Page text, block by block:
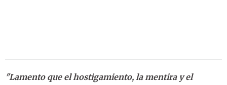
"Lamento que el hostigamiento, la mentira y el